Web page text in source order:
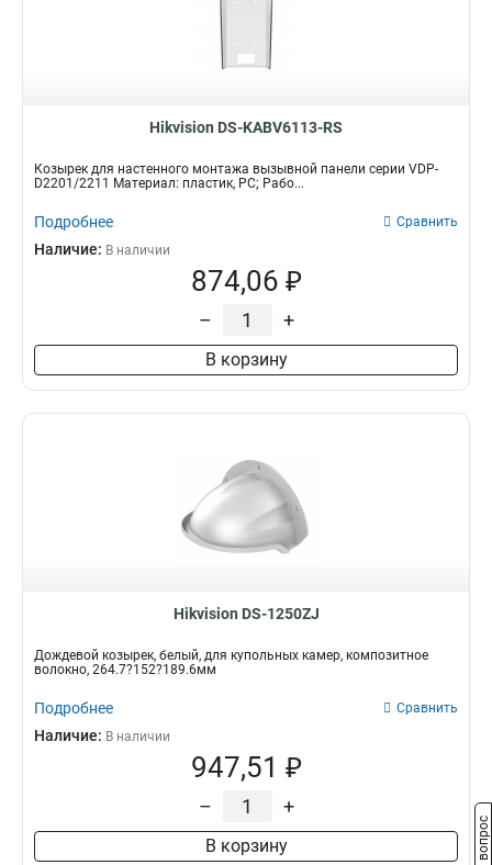
Hikvision DS-KABV6113-RS
Козырек для настенного монтажа вызывной панели серии VDP-
D2201/2211 Материал: пластик, PC; Рабо...
Подробнее Сравнить
Наличие: В наличии
874,06 ₽
– +
В корзину
Hikvision DS-1250ZJ
Дождевой козырек, белый, для купольных камер, композитное
волокно, 264.7?152?189.6мм
Подробнее Сравнить
Наличие: В наличии
947,51 ₽
– +
В корзину